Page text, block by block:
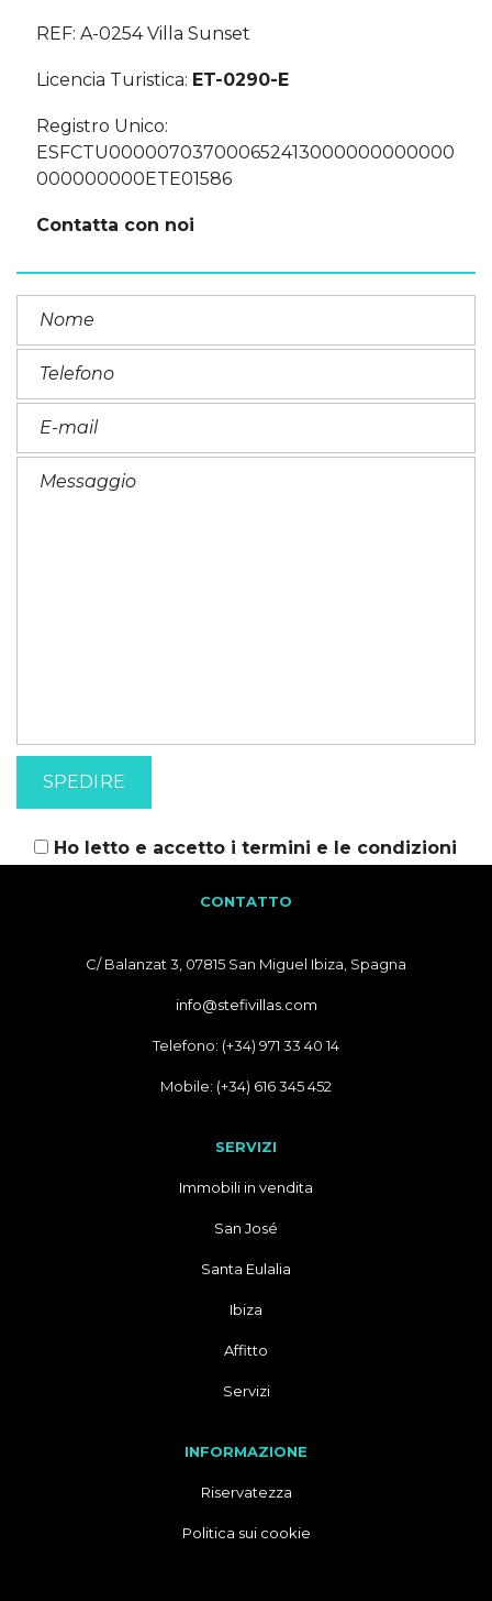
REF: A-0254 Villa Sunset
Licencia Turistica: ET-0290-E
Registro Unico:
ESFCTU000007037000652413000000000000
000000000ETE01586
Contatta con noi
Ho letto e accetto i termini e le condizioni
CONTATTO
C/ Balanzat 3, 07815 San Miguel Ibiza, Spagna
info@stefivillas.com
Telefono: (+34) 971 33 40 14
Mobile: (+34) 616 345 452
SERVIZI
Immobili in vendita
San José
Santa Eulalia
Ibiza
Affitto
Servizi
INFORMAZIONE
Riservatezza
Politica sui cookie